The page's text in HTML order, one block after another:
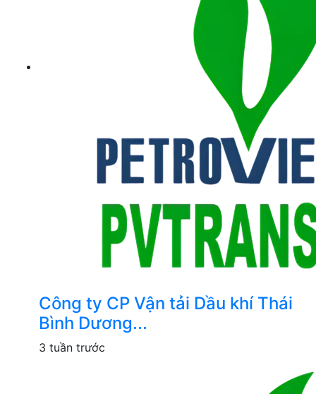
Công ty CP Vận tải Dầu khí Thái
Bình Dương...
3 tuần trước